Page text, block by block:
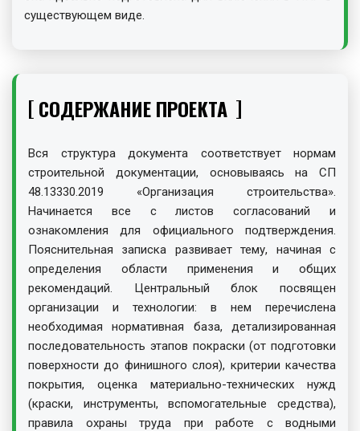
существующем виде.
СОДЕРЖАНИЕ ПРОЕКТА
Вся структура документа соответствует нормам
строительной документации, основываясь на СП
48.13330.2019 «Организация строительства».
Начинается все с листов согласований и
ознакомления для официального подтверждения.
Пояснительная записка развивает тему, начиная с
определения области применения и общих
рекомендаций. Центральный блок посвящен
организации и технологии: в нем перечислена
необходимая нормативная база, детализированная
последовательность этапов покраски (от подготовки
поверхности до финишного слоя), критерии качества
покрытия, оценка материально-технических нужд
(краски, инструменты, вспомогательные средства),
правила охраны труда при работе с водными